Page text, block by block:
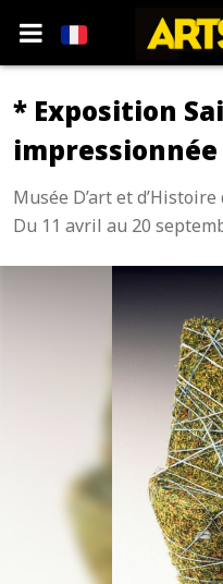
* Exposition
impressionnée
Musée D’art et
Du 11 avril au 20